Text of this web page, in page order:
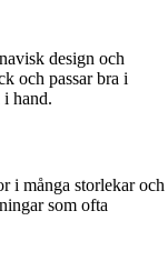
design och
och passar bra i
i hand.
i många storlekar och
som ofta